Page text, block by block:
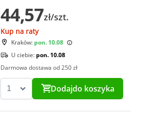
44,57zł/szt.
Kup na raty
Kraków: pon. 10.08
U ciebie: pon. 10.08
Darmowa dostawa od 250 zł
Dodajdo koszyka